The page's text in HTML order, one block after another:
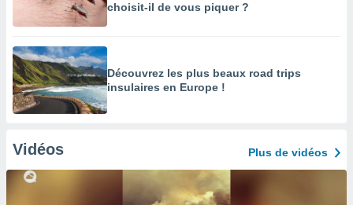
choisit-il de vous piquer ?
Découvrez les plus beaux road trips
insulaires en Europe !
Vidéos Plus de vidéos